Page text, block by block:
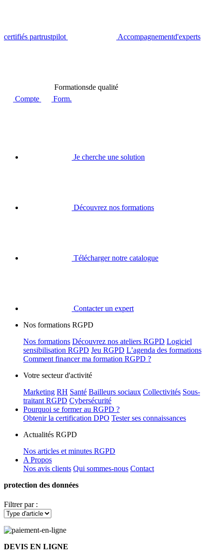
certifiés partrustpilot Accompagnementd'experts
Formationsde qualité
Compte
Form.
Je cherche une solution
Découvrez nos formations
Télécharger notre catalogue
Contacter un expert
Nos formations RGPD
Nos formations Découvrez nos ateliers RGPD Logiciel
sensibilisation RGPD Jeu RGPD L’agenda des formations
Comment financer ma formation RGPD ?
Votre secteur d'activité
Marketing RH Santé Bailleurs sociaux Collectivités Sous-
traitant RGPD Cybersécurité
Pourquoi se former au RGPD ?
Obtenir la certification DPO Tester ses connaissances
Actualités RGPD
Nos articles et minutes RGPD
A Propos
Nos avis clients Qui sommes-nous Contact
protection des données
Filtrer par :
DEVIS EN LIGNE